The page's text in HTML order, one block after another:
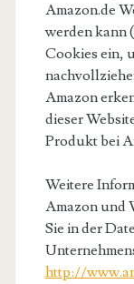
Amazon.de
werden kann
Cookies ein,
Amazon
dieser
Produkt bei
Weitere
Amazon und
Sie in der
http://